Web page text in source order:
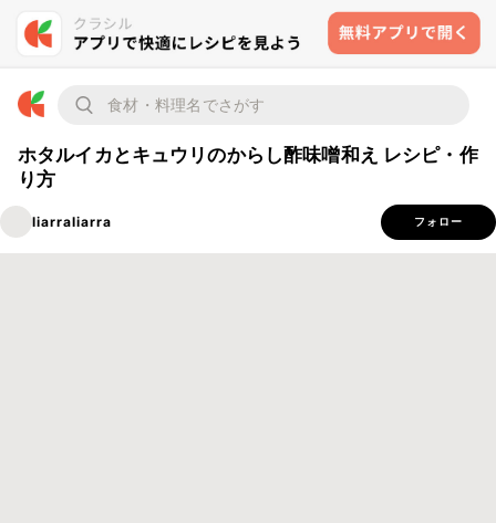
ホタルイカとキュウリのからし酢味噌和え レシピ・作
り方
liarraliarra フォロー